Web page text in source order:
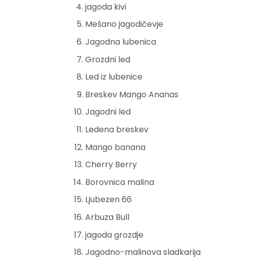
jagoda kivi
Mešano jagodičevje
Jagodna lubenica
Grozdni led
Led iz lubenice
Breskev Mango Ananas
Jagodni led
Ledena breskev
Mango banana
Cherry Berry
Borovnica malina
Ljubezen 66
Arbuza Bull
jagoda grozdje
Jagodno-malinova sladkarija